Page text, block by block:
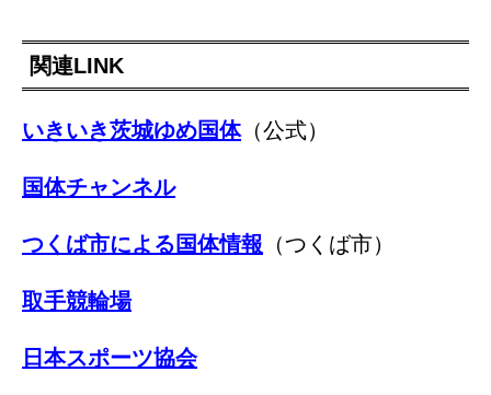
関連LINK
いきいき茨城ゆめ国体（公式）
国体チャンネル
つくば市による国体情報 （つくば市）
取手競輪場
日本スポーツ協会